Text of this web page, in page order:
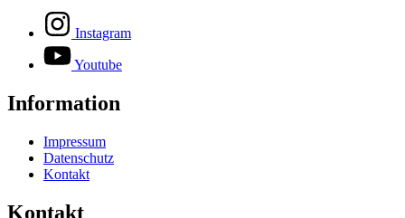
Instagram
Youtube
Information
Impressum
Datenschutz
Kontakt
Kontakt